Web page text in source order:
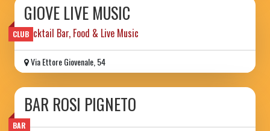
CLUB
GIOVE LIVE MUSIC
Cocktail Bar, Food & Live Music
Via Ettore Giovenale, 54
BAR
BAR ROSI PIGNETO